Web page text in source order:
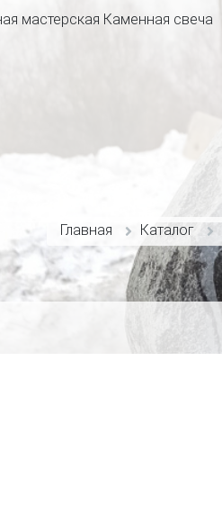
Главная Каталог